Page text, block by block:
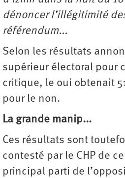
dénoncer l’illégitimité
référendum...
Selon les résultats
supérieur électoral pour
critique, le oui obtenait
pour le non.
La grande manip...
Ces résultats sont
contesté par le CHP de
principal parti de